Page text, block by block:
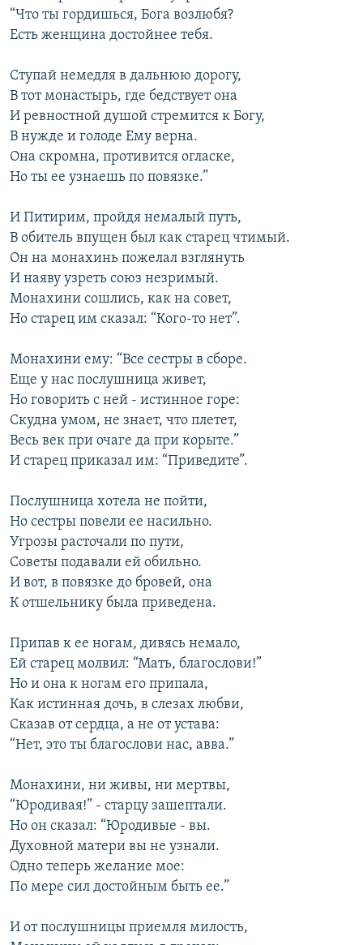
“Что ты гордишься, Бога возлюбя?
Есть женщина достойнее тебя.
Ступай немедля в дальнюю дорогу,
В тот монастырь, где бедствует она
И ревностной душой стремится к Богу,
В нужде и голоде Ему верна.
Она скромна, противится огласке,
Но ты ее узнаешь по повязке.”
И Питирим, пройдя немалый путь,
В обитель впущен был как старец чтимый.
Он на монахинь пожелал взглянуть
И наяву узреть союз незримый.
Монахини сошлись, как на совет,
Но старец им сказал: “Кого-то нет”.
Монахини ему: “Все сестры в сборе.
Еще у нас послушница живет,
Но говорить с ней - истинное горе:
Скудна умом, не знает, что плетет,
Весь век при очаге да при корыте.”
И старец приказал им: “Приведите”.
Послушница хотела не пойти,
Но сестры повели ее насильно.
Угрозы расточали по пути,
Советы подавали ей обильно.
И вот, в повязке до бровей, она
К отшельнику была приведена.
Припав к ее ногам, дивясь немало,
Ей старец молвил: “Мать, благослови!”
Но и она к ногам его припала,
Как истинная дочь, в слезах любви,
Сказав от сердца, а не от устава:
“Нет, это ты благослови нас, авва.”
Монахини, ни живы, ни мертвы,
“Юродивая!” - старцу зашептали.
Но он сказал: “Юродивые - вы.
Духовной матери вы не узнали.
Одно теперь желание мое:
По мере сил достойным быть ее.”
И от послушницы приемля милость,